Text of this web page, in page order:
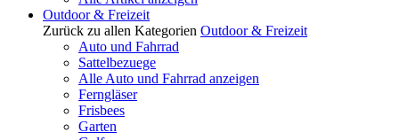
Outdoor & Freizeit
Zurück zu allen Kategorien Outdoor & Freizeit
Auto und Fahrrad
Sattelbezuege
Alle Auto und Fahrrad anzeigen
Ferngläser
Frisbees
Garten